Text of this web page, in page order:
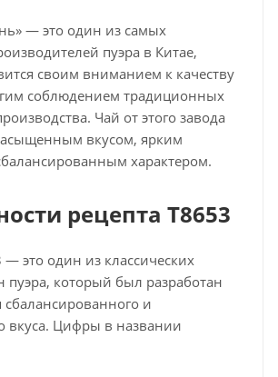
— это один из самых
пуэра в Китае,
своим вниманием к качеству
соблюдением традиционных
Чай от этого завода
вкусом, ярким
характером.
рецепта T8653
— это один из классических
пуэра, который был разработан
сбалансированного и
вкуса. Цифры в названии